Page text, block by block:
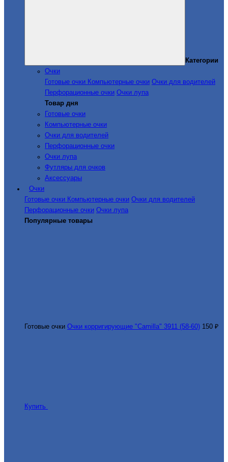
Категории
Очки
Готовые очки Компьютерные очки Очки для водителей
Перфорационные очки Очки лупа
Товар дня
Готовые очки
Компьютерные очки
Очки для водителей
Перфорационные очки
Очки лупа
Футляры для очков
Аксессуары
Очки
Готовые очки Компьютерные очки Очки для водителей
Перфорационные очки Очки лупа
Популярные товары
Готовые очки Очки корригирующие "Camilla" 3911 (58-60) 150 ₽
Купить